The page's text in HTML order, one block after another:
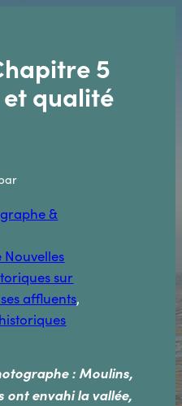
5
qualité
&
Nouvelles
sur
affluents
: Moulins,
ont envahi la vallée,